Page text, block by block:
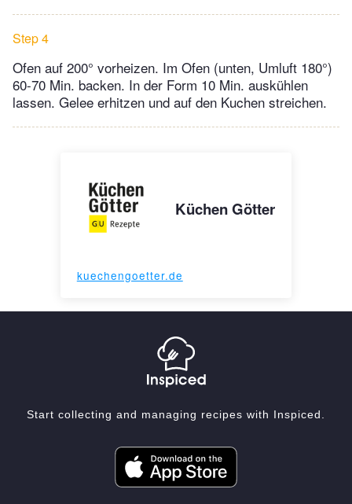
Step 4
Ofen auf 200° vorheizen. Im Ofen (unten, Umluft 180°)
60-70 Min. backen. In der Form 10 Min. auskühlen
lassen. Gelee erhitzen und auf den Kuchen streichen.
Küchen Götter
kuechengoetter.de
Start collecting and managing recipes with Inspiced.